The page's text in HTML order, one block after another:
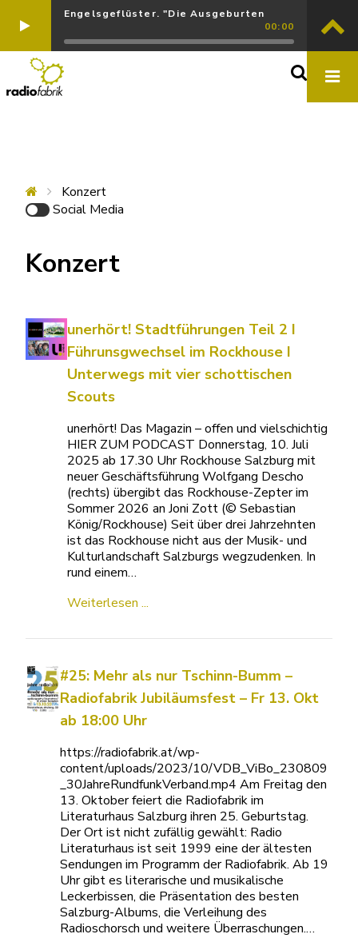
Engelsgeflüster. "Die Ausgeburten
00:00
Konzert
Social Media
Konzert
unerhört! Stadtführungen Teil 2 I
Führunsgwechsel im Rockhouse I
Unterwegs mit vier schottischen
Scouts
unerhört! Das Magazin – offen und vielschichtig
HIER ZUM PODCAST Donnerstag, 10. Juli
2025 ab 17.30 Uhr Rockhouse Salzburg mit
neuer Geschäftsführung Wolfgang Descho
(rechts) übergibt das Rockhouse-Zepter im
Sommer 2026 an Joni Zott (© Sebastian
König/Rockhouse) Seit über drei Jahrzehnten
ist das Rockhouse nicht aus der Musik- und
Kulturlandschaft Salzburgs wegzudenken. In
rund einem…
Weiterlesen ...
#25: Mehr als nur Tschinn-Bumm –
Radiofabrik Jubiläumsfest – Fr 13. Okt
ab 18:00 Uhr
https://radiofabrik.at/wp-
content/uploads/2023/10/VDB_ViBo_230809
_30JahreRundfunkVerband.mp4 Am Freitag den
13. Oktober feiert die Radiofabrik im
Literaturhaus Salzburg ihren 25. Geburtstag.
Der Ort ist nicht zufällig gewählt: Radio
Literaturhaus ist seit 1999 eine der ältesten
Sendungen im Programm der Radiofabrik. Ab 19
Uhr gibt es literarische und musikalische
Leckerbissen, die Präsentation des besten
Salzburg-Albums, die Verleihung des
Radioschorsch und weitere Überraschungen.…